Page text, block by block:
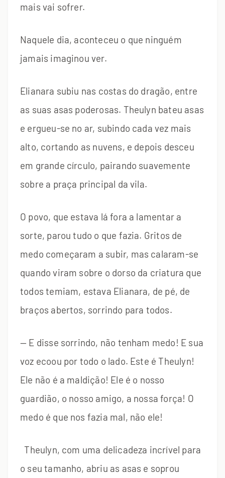
mais vai sofrer.
Naquele dia, aconteceu o que ninguém
jamais imaginou ver.
Elianara subiu nas costas do dragão, entre
as suas asas poderosas. Theulyn bateu asas
e ergueu-se no ar, subindo cada vez mais
alto, cortando as nuvens, e depois desceu
em grande círculo, pairando suavemente
sobre a praça principal da vila.
O povo, que estava lá fora a lamentar a
sorte, parou tudo o que fazia. Gritos de
medo começaram a subir, mas calaram-se
quando viram sobre o dorso da criatura que
todos temiam, estava Elianara, de pé, de
braços abertos, sorrindo para todos.
— E disse sorrindo, não tenham medo! E sua
voz ecoou por todo o lado. Este é Theulyn!
Ele não é a maldição! Ele é o nosso
guardião, o nosso amigo, a nossa força! O
medo é que nos fazia mal, não ele!
Theulyn, com uma delicadeza incrível para
o seu tamanho, abriu as asas e soprou